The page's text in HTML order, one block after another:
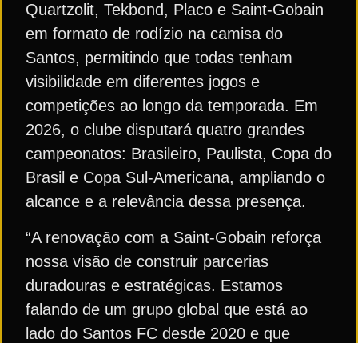
Quartzolit, Tekbond, Placo e Saint-Gobain
em formato de rodízio na camisa do
Santos, permitindo que todas tenham
visibilidade em diferentes jogos e
competições ao longo da temporada. Em
2026, o clube disputará quatro grandes
campeonatos: Brasileiro, Paulista, Copa do
Brasil e Copa Sul-Americana, ampliando o
alcance e a relevância dessa presença.
“A renovação com a Saint-Gobain reforça
nossa visão de construir parcerias
duradouras e estratégicas. Estamos
falando de um grupo global que está ao
lado do Santos FC desde 2020 e que